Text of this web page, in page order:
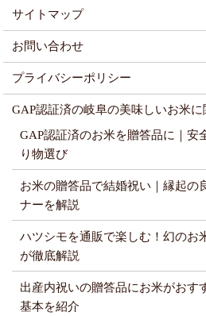
サイトマップ
お問い合わせ
プライバシーポリシー
GAP認証済の岐阜の美味しいお米
GAP認証済のお米を贈答品に｜安
り物選び
お米の贈答品で結婚祝い｜縁起の
ナーを解説
ハツシモを通販で楽しむ！幻のお
が徹底解説
出産内祝いの贈答品にお米がおす
基本を紹介